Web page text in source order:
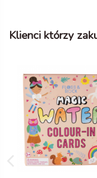
Klienci którzy